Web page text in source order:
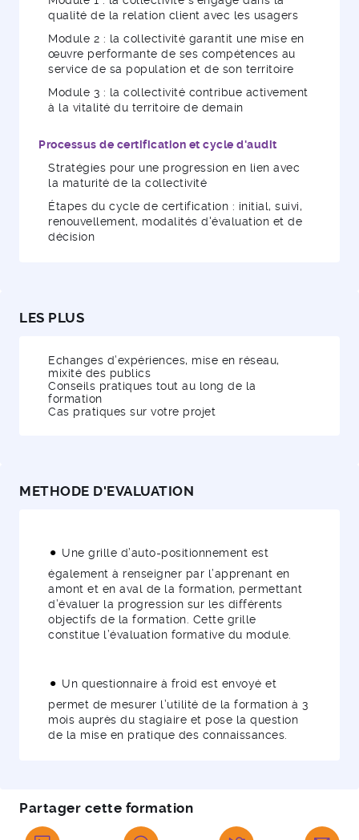
qualité de la relation client avec les usagers
Module 2 : la collectivité garantit une mise en
œuvre performante de ses compétences au
service de sa population et de son territoire
Module 3 : la collectivité contribue activement
à la vitalité du territoire de demain
Processus de certification et cycle d'audit
Stratégies pour une progression en lien avec
la maturité de la collectivité
Étapes du cycle de certification : initial, suivi,
renouvellement, modalités d'évaluation et de
décision
LES PLUS
Echanges d’expériences, mise en réseau,
mixité des publics
Conseils pratiques tout au long de la
formation
Cas pratiques sur votre projet
METHODE D'EVALUATION
Une grille d’auto-positionnement est
également à renseigner par l’apprenant en
amont et en aval de la formation, permettant
d’évaluer la progression sur les différents
objectifs de la formation. Cette grille
constitue l’évaluation formative du module.
Un questionnaire à froid est envoyé et
permet de mesurer l’utilité de la formation à 3
mois auprès du stagiaire et pose la question
de la mise en pratique des connaissances.
Partager cette formation